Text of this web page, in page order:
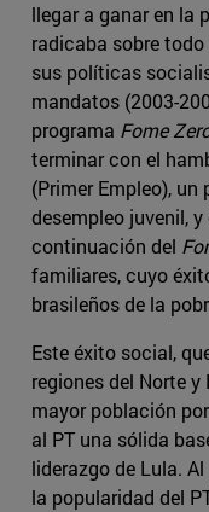
llegar a ganar en la
radicaba sobre
sus políticas
mandatos (2003-
programa Fome
terminar con el
(Primer Empleo),
desempleo juvenil,
continuación del
familiares, cuyo
brasileños de la
Este éxito social,
regiones del Norte y
mayor población
al PT una sólida
liderazgo de Lula.
la popularidad del